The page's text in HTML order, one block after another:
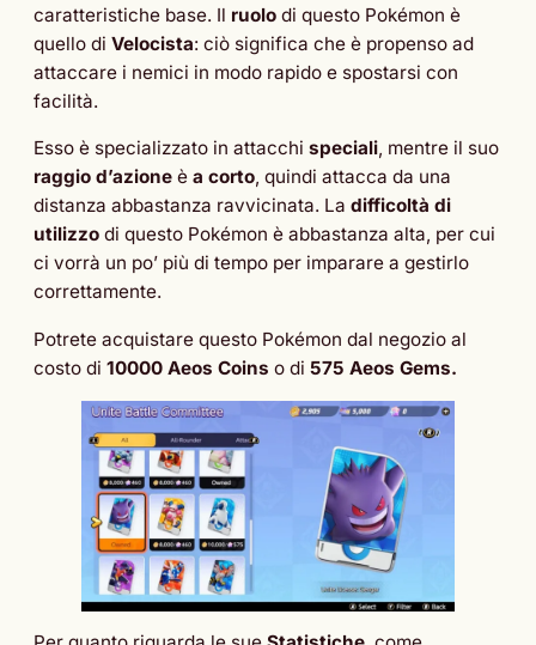
caratteristiche base. Il ruolo di questo Pokémon è
quello di Velocista: ciò significa che è propenso ad
attaccare i nemici in modo rapido e spostarsi con
facilità.
Esso è specializzato in attacchi speciali, mentre il suo
raggio d’azione è a corto, quindi attacca da una
distanza abbastanza ravvicinata. La difficoltà di
utilizzo di questo Pokémon è abbastanza alta, per cui
ci vorrà un po’ più di tempo per imparare a gestirlo
correttamente.
Potrete acquistare questo Pokémon dal negozio al
costo di 10000 Aeos Coins o di 575 Aeos Gems.